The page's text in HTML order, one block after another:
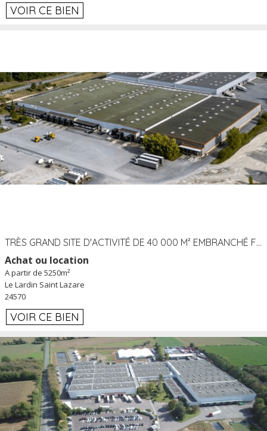
VOIR CE BIEN
TRÈS GRAND SITE D'ACTIVITÉ DE 40 000 M² EMBRANCHÉ FER AU LARDIN SAINT LAZARE (24) PROCHE A89 À LOUER
Achat ou location
A partir de 5250m²
Le Lardin Saint Lazare
24570
VOIR CE BIEN